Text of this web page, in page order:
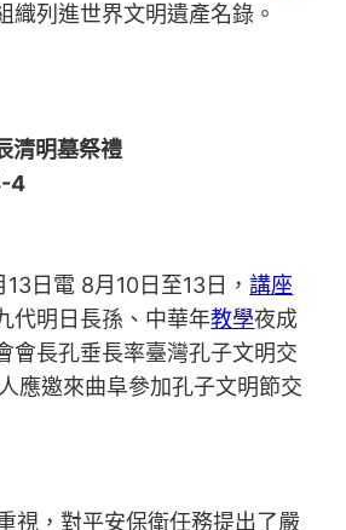
織列進世界文明遺產名錄。
清明墓祭禮
4
日電 8月10日至13日，講座
代明日長孫、中華年教學夜成
會長孔垂長率臺灣孔子文明交
應邀來曲阜參加孔子文明節交
視，對平安保衛任務提出了嚴